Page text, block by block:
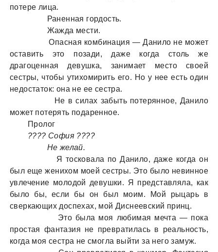
потере лица.
Раненная гордость.
Жажда мести.
Опасная комбинация — Данило не может
оставить это позади, даже когда столь же
драгоценная девушка, занимает место своей
сестры, чтобы утихомирить его. Но у нее есть один
недостаток: она не ее сестра.
Не в силах забыть потерянное, Данило
может потерять подаренное.
Пролог
???? София ????
Не желай.
Я тосковала по Данило, даже когда он
был еще женихом моей сестры. Это было невинное
увлечение молодой девушки. Я представляла, как
было бы, если бы он был моим. Мой рыцарь в
сверкающих доспехах, мой Диснеевский принц.
Это была моя любимая мечта — пока
простая фантазия не превратилась в реальность,
когда моя сестра не смогла выйти за него замуж.